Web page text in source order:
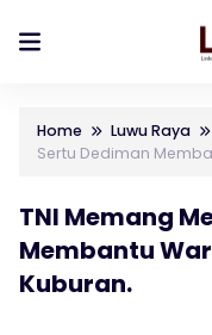
Home Luwu Raya
Sertu Dediman
TNI Memang
Membantu
Kuburan.